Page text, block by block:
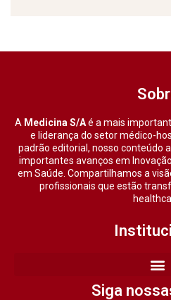
A Medicina S/Aé a mais
e liderança do setor médico-
padrão editorial, nosso conteúdo
importantes avanços em
em Saúde. Compartilhamos a
profissionais que estão
Siga